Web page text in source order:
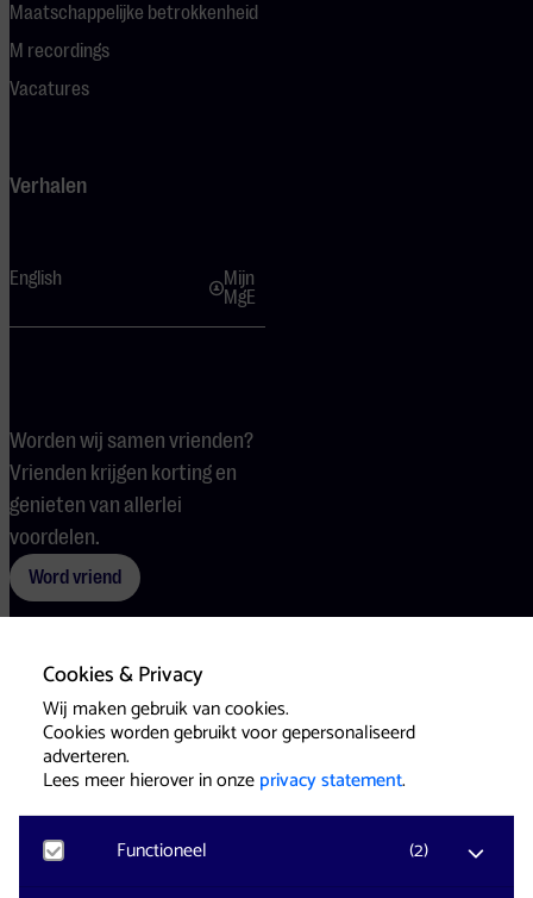
Cookies & Privacy
Wij maken gebruik van cookies.
Cookies worden gebruikt voor gepersonaliseerd
adverteren.
Lees meer hierover in onzeprivacy statement.
Functioneel (2)
Maatschappelijke betrokkenheid
M recordings
Vacatures
Verhalen
English
Mijn
MgE
Worden wij samen vrienden?
Vrienden krijgen korting en
genieten van allerlei
voordelen.
Word vriend
Voorwaarden CookiesPers
Website & Identity byEagerly